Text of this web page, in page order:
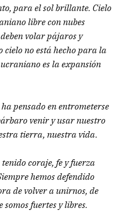
para el sol brillante. Cielo
libre con nubes
volar pájaros y
cielo no está hecho para la
es la expansión
pensado en entrometerse
venir y usar nuestro
tierra, nuestra vida.
coraje, fe y fuerza
hemos defendido
de volver a unirnos, de
fuertes y libres.